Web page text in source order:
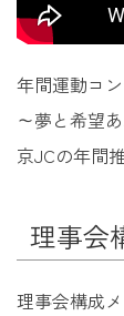
年間運動コ
～夢と希望
京JCの年間
理事会
理事会構成